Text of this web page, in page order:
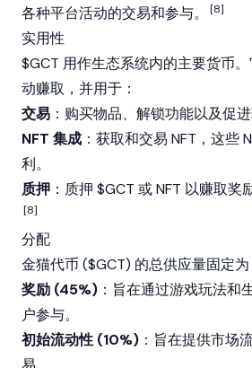
各种平台活动的交易和参与。
[8]
实用性
$GCT 用作生态系统内的主要货币
动赚取，并用于：
交易 ：购买物品、解锁功能以及促
NFT 集成 ：获取和交易 NFT ，这些
利。
质押 ：质押 $GCT 或NFT 以赚取奖
[8]
分配
金猫代币 ($GCT) 的总供应量固定
奖励 (45%) ：旨在通过游戏玩法和
户参与。
初始流动性 (10%) ：旨在提供市场